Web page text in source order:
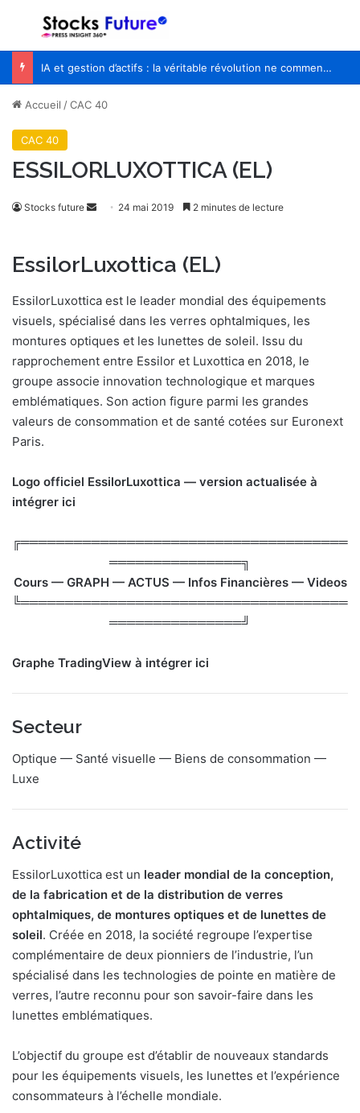
Menu
IA et gestion d’actifs : la véritable révolution ne commencera pas quand les robots remplaceront les financiers
Accueil /CAC 40
CAC 40
ESSILORLUXOTTICA (EL)
Stocks future
Envoyer24 mai 2019 2 minutes de lecture
EssilorLuxottica (EL)
EssilorLuxottica est le leader mondial des équipements
visuels, spécialisé dans les verres ophtalmiques, les
montures optiques et les lunettes de soleil. Issu du
rapprochement entre Essilor et Luxottica en 2018, le
groupe associe innovation technologique et marques
emblématiques. Son action figure parmi les grandes
valeurs de consommation et de santé cotées sur Euronext
Paris.
Logo officiel EssilorLuxottica — version actualisée à
intégrer ici
╔═════════════════════════════════════
═══════════════╗
Cours — GRAPH — ACTUS — Infos Financières — Videos
╚═════════════════════════════════════
═══════════════╝
Graphe TradingView à intégrer ici
Secteur
Optique — Santé visuelle — Biens de consommation —
Luxe
Activité
EssilorLuxottica est un leader mondial de la conception,
de la fabrication et de la distribution de verres
ophtalmiques, de montures optiques et de lunettes de
soleil. Créée en 2018, la société regroupe l’expertise
complémentaire de deux pionniers de l’industrie, l’un
spécialisé dans les technologies de pointe en matière de
verres, l’autre reconnu pour son savoir-faire dans les
lunettes emblématiques.
L’objectif du groupe est d’établir de nouveaux standards
pour les équipements visuels, les lunettes et l’expérience
consommateurs à l’échelle mondiale.